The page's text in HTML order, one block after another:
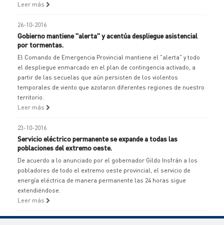
Leer más
26-10-2016
Gobierno mantiene "alerta" y acentúa despliegue asistencial
por tormentas.
El Comando de Emergencia Provincial mantiene el "alerta" y todo
el despliegue enmarcado en el plan de contingencia activado, a
partir de las secuelas que aún persisten de los violentos
temporales de viento que azotaron diferentes regiones de nuestro
territorio.
Leer más
23-10-2016
Servicio eléctrico permanente se expande a todas las
poblaciones del extremo oeste.
De acuerdo a lo anunciado por el gobernador Gildo Insfrán a los
pobladores de todo el extremo oeste provincial, el servicio de
energía eléctrica de manera permanente las 24 horas sigue
extendiéndose.
Leer más